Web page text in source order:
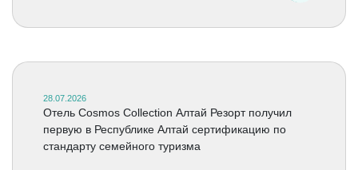
28.07.2026
Отель Cosmos Collection Алтай Резорт получил
первую в Республике Алтай сертификацию по
стандарту семейного туризма